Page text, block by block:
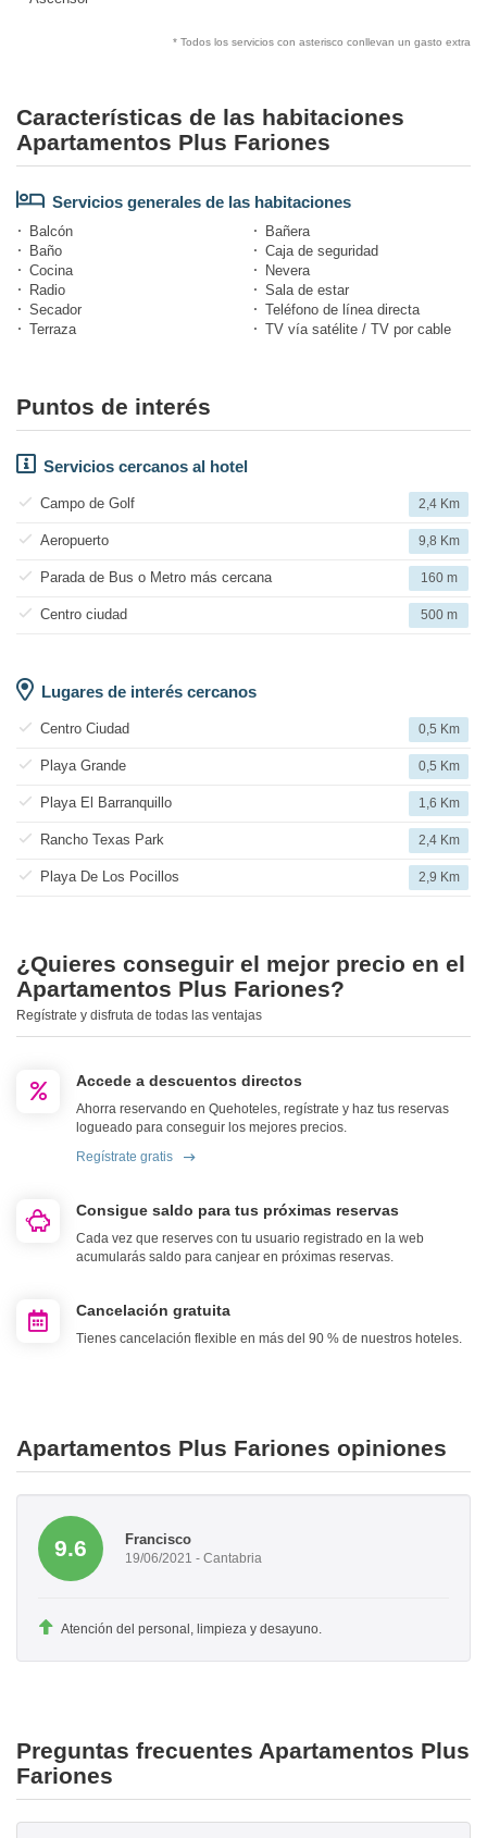
* Todos los servicios con asterisco conllevan un gasto extra
Características de las habitaciones
Apartamentos Plus Fariones
Servicios generales de las habitaciones
Balcón
Bañera
Baño
Caja de seguridad
Cocina
Nevera
Radio
Sala de estar
Secador
Teléfono de línea directa
Terraza
TV vía satélite / TV por cable
Puntos de interés
Servicios cercanos al hotel
Campo de Golf 2,4 Km
Aeropuerto 9,8 Km
Parada de Bus o Metro más cercana 160 m
Centro ciudad 500 m
Lugares de interés cercanos
Centro Ciudad 0,5 Km
Playa Grande 0,5 Km
Playa El Barranquillo 1,6 Km
Rancho Texas Park 2,4 Km
Playa De Los Pocillos 2,9 Km
¿Quieres conseguir el mejor precio en el
Apartamentos Plus Fariones?
Regístrate y disfruta de todas las ventajas
Accede a descuentos directos
Ahorra reservando en Quehoteles, regístrate y haz tus reservas
logueado para conseguir los mejores precios.
Regístrate gratis
Consigue saldo para tus próximas reservas
Cada vez que reserves con tu usuario registrado en la web
acumularás saldo para canjear en próximas reservas.
Cancelación gratuita
Tienes cancelación flexible en más del 90 % de nuestros hoteles.
Apartamentos Plus Fariones opiniones
9.6 Francisco
19/06/2021 - Cantabria
Atención del personal, limpieza y desayuno.
Preguntas frecuentes Apartamentos Plus
Fariones